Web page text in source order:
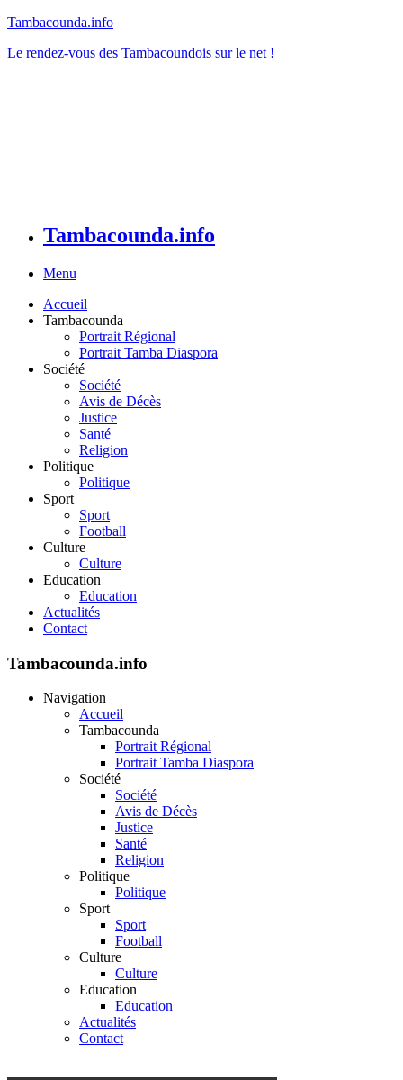
Tambacounda.info
Le rendez-vous des Tambacoundois sur le net !
Tambacounda.info
Menu
Accueil
Tambacounda
Portrait Régional
Portrait Tamba Diaspora
Société
Société
Avis de Décès
Justice
Santé
Religion
Politique
Politique
Sport
Sport
Football
Culture
Culture
Education
Education
Actualités
Contact
Tambacounda.info
Navigation
Accueil
Tambacounda
Portrait Régional
Portrait Tamba Diaspora
Société
Société
Avis de Décès
Justice
Santé
Religion
Politique
Politique
Sport
Sport
Football
Culture
Culture
Education
Education
Actualités
Contact